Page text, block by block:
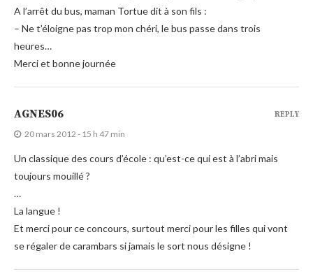
A l’arrêt du bus, maman Tortue dit à son fils :
– Ne t’éloigne pas trop mon chéri, le bus passe dans trois
heures…
Merci et bonne journée
AGNES06
20 mars 2012 - 15 h 47 min
Un classique des cours d’école : qu’est-ce qui est à l’abri mais
toujours mouillé ?
…
La langue !
Et merci pour ce concours, surtout merci pour les filles qui vont
se régaler de carambars si jamais le sort nous désigne !
REPLY